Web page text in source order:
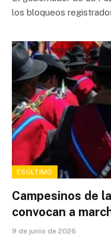
los bloqueos
ESÚLTIMO
Campesinos de
convocan a
9 de junio de 2026